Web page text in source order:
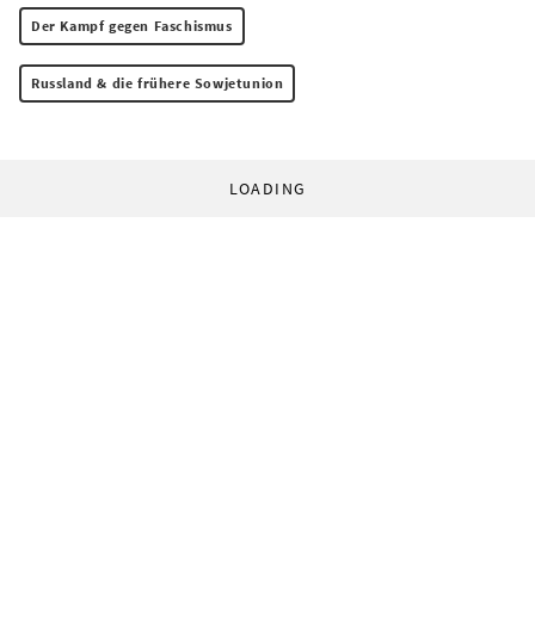
Der Kampf gegen Faschismus
Russland & die frühere Sowjetunion
LOADING